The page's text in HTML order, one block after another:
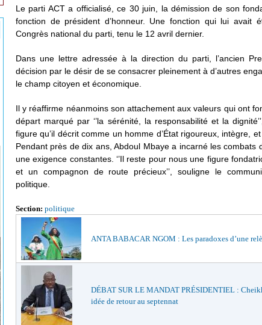
Le parti ACT a officialisé, ce 30 juin, la démission de son
fonction de président d’honneur. Une fonction qui lui avait
Congrès national du parti, tenu le 12 avril dernier.
Dans une lettre adressée à la direction du parti, l’ancien
décision par le désir de se consacrer pleinement à d’autres
le champ citoyen et économique.
Il y réaffirme néanmoins son attachement aux valeurs qui ont
départ marqué par ‘’la sérénité, la responsabilité et la
figure qu’il décrit comme un homme d’État rigoureux, intègre,
Pendant près de dix ans, Abdoul Mbaye a incarné les combats
une exigence constantes. ‘’Il reste pour nous une figure
et un compagnon de route précieux’’, souligne le
politique.
Section: politique
ANTA BABACAR NGOM : Les paradoxes d’une
DÉBAT SUR LE MANDAT PRÉSIDENTIEL :
idée de retour au septennat